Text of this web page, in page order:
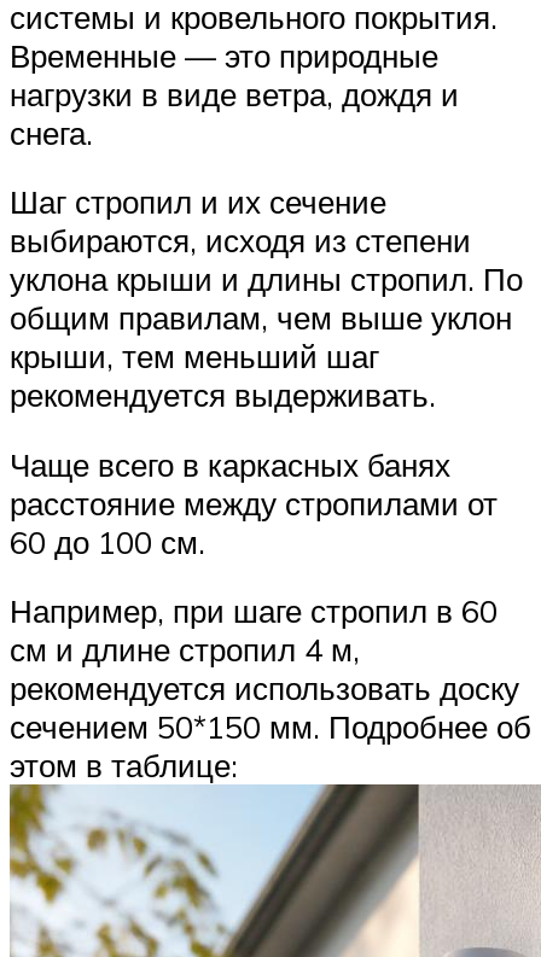
системы и кровельного покрытия.
Временные — это природные
нагрузки в виде ветра, дождя и
снега.
Шаг стропил и их сечение
выбираются, исходя из степени
уклона крыши и длины стропил. По
общим правилам, чем выше уклон
крыши, тем меньший шаг
рекомендуется выдерживать.
Чаще всего в каркасных банях
расстояние между стропилами от
60 до 100 см.
Например, при шаге стропил в 60
см и длине стропил 4 м,
рекомендуется использовать доску
сечением 50*150 мм. Подробнее об
этом в таблице: